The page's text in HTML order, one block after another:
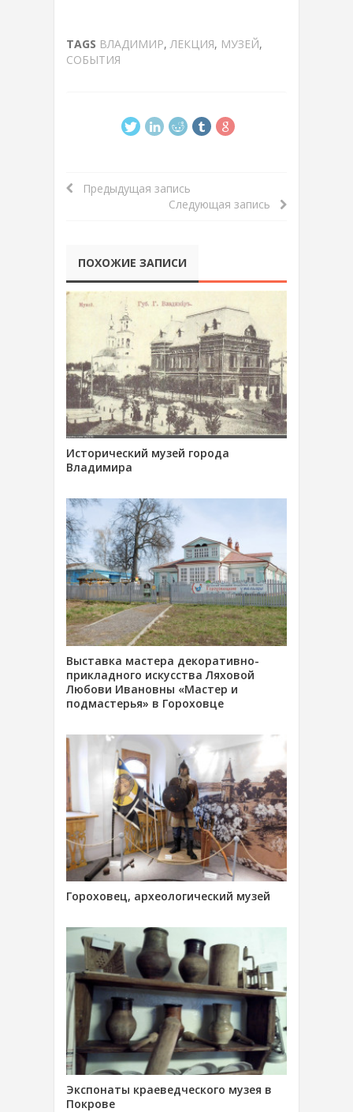
TAGS ВЛАДИМИР,ЛЕКЦИЯ, МУЗЕЙ,
СОБЫТИЯ
Предыдущая запись
Следующая запись
ПОХОЖИЕ ЗАПИСИ
Исторический музей города
Владимира
Выставка мастера декоративно-
прикладного искусства Ляховой
Любови Ивановны «Мастер и
подмастерья» в Гороховце
Гороховец, археологический музей
Экспонаты краеведческого музея в
Покрове